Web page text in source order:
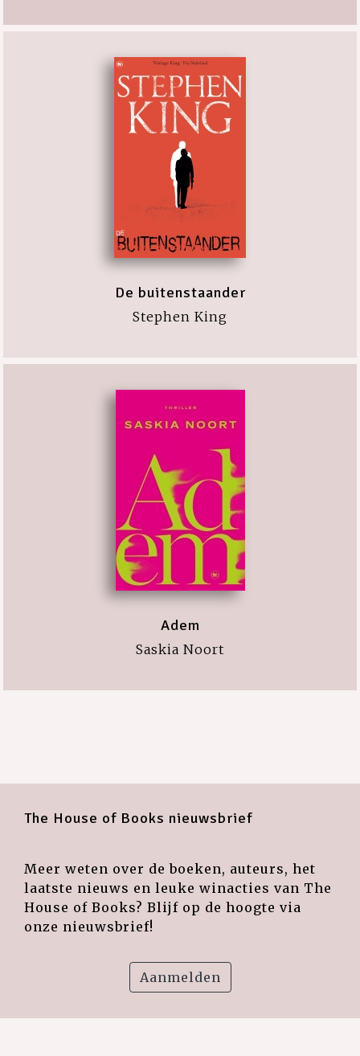
De buitenstaander
Stephen King
Adem
Saskia Noort
The House of Books nieuwsbrief
Meer weten over de boeken, auteurs, het
laatste nieuws en leuke winacties van The
House of Books? Blijf op de hoogte via
onze nieuwsbrief!
Aanmelden